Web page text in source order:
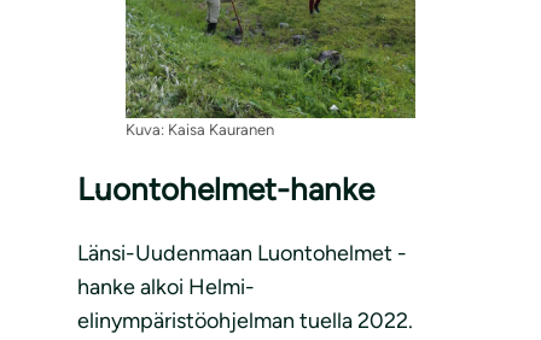
Kuva: Kaisa Kauranen
Luontohelmet-hanke
Länsi-Uudenmaan Luontohelmet -
hanke alkoi Helmi-
elinympäristöohjelman tuella 2022.